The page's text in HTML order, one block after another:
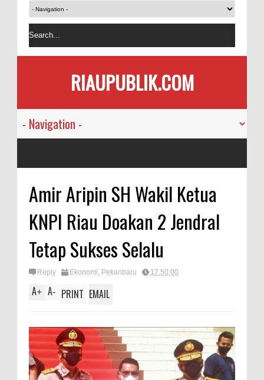
RIAUPUBLIK.COM
Amir Aripin SH Wakil Ketua
KNPI Riau Doakan 2 Jendral
Tetap Sukses Selalu
Reply Ekonomi, Pekanbaru 17.50.00
A+ A- PRINT EMAIL